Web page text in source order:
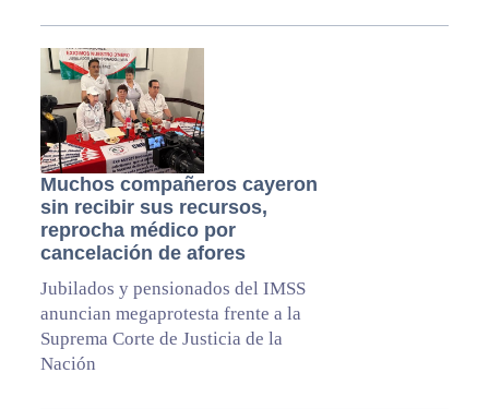
Muchos compañeros cayeron
sin recibir sus recursos,
reprocha médico por
cancelación de afores
Jubilados y pensionados del IMSS
anuncian megaprotesta frente a la
Suprema Corte de Justicia de la
Nación